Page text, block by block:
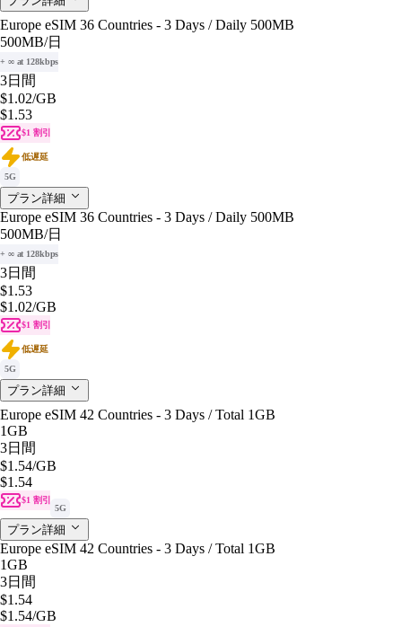
Europe eSIM 36 Countries - 3 Days / Daily 500MB
500MB/日
+ ∞ at 128kbps
3日間
$1.02/GB
$1.53
$1 割引
低遅延
5G
プラン詳細
Europe eSIM 36 Countries - 3 Days / Daily 500MB
500MB/日
+ ∞ at 128kbps
3日間
$1.53
$1.02/GB
$1 割引
低遅延
5G
プラン詳細
Europe eSIM 42 Countries - 3 Days / Total 1GB
1GB
3日間
$1.54/GB
$1.54
$1 割引
5G
プラン詳細
Europe eSIM 42 Countries - 3 Days / Total 1GB
1GB
3日間
$1.54
$1.54/GB